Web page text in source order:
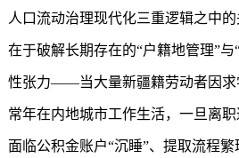
人口流动治理现代化三重逻辑之中
在于破解长期存在的“户籍地管理”
性张力——当大量新疆籍劳动者因求
常年在内地城市工作生活，一旦离
面临公积金账户“沉睡”、提取流程